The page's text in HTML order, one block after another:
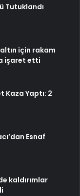
Tutuklandı
için rakam
işaret etti
Kaza Yaptı: 2
Esnaf
kaldırımlar